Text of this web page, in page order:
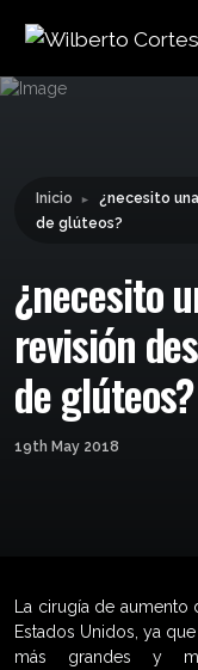
Leyendo:
revisión
Inicio ►
¿necesito
de glúteos?
¿necesito
revisión
de glúteos?
19th May 2018
La cirugía de
Estados Unidos, ya
más grandes y